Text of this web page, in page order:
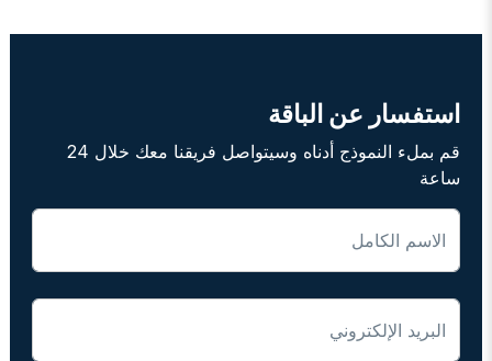
استفسار عن الباقة
قم بملء النموذج أدناه وسيتواصل فريقنا معك خلال 24
ساعة
الاسم الكامل
البريد الإلكتروني